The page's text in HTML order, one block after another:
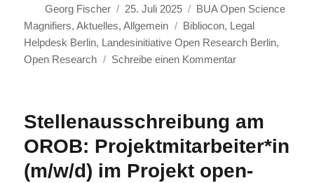
Autor
Georg Fischer
Veröffentlicht
am
25. Juli 2025 Kategorien
BUA Open Science
Magnifiers,Aktuelles,Allgemein Schlagwörter
Bibliocon, Legal
Helpdesk Berlin, Landesinitiative Open Research Berlin,
Open Research
Schreibe einen Kommentarzu
Office
Berlin
der
Stellenausschreibung am
OROB: Projektmitarbeiter*in
(m/w/d) im Projekt open-